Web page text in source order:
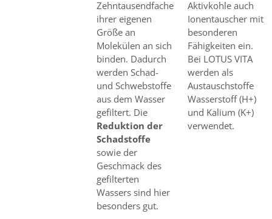
Zehntausendfache
ihrer eigenen
Größe an
Molekülen an sich
binden. Dadurch
werden Schad-
und Schwebstoffe
aus dem Wasser
gefiltert. Die
Reduktion der
Schadstoffe
sowie der
Geschmack des
gefilterten
Wassers sind hier
besonders gut.
Aktivkohle auch
Ionentauscher mit
besonderen
Fähigkeiten ein.
Bei LOTUS VITA
werden als
Austauschstoffe
Wasserstoff (H+)
und Kalium (K+)
verwendet.